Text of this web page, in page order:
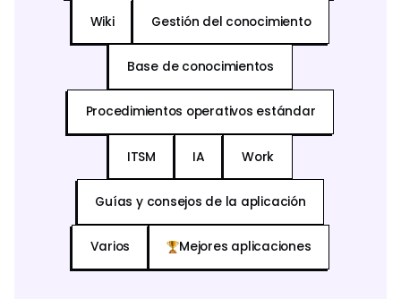
Wiki Gestión del conocimiento
Base de conocimientos
Procedimientos operativos estándar
ITSM IA Work
Guías y consejos de la aplicación
Varios Mejores aplicaciones